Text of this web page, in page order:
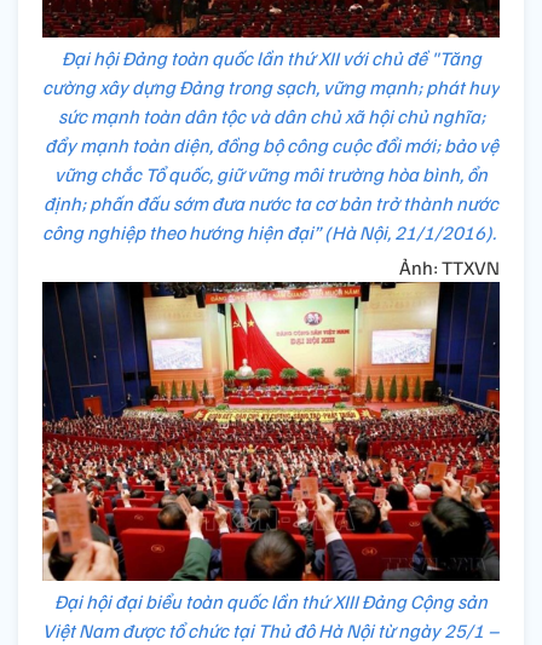
Đại hội Đảng toàn quốc lần thứ XII với chủ đề "Tăng
cường xây dựng Đảng trong sạch, vững mạnh; phát huy
sức mạnh toàn dân tộc và dân chủ xã hội chủ nghĩa;
đẩy mạnh toàn diện, đồng bộ công cuộc đổi mới; bảo vệ
vững chắc Tổ quốc, giữ vững môi trường hòa bình, ổn
định; phấn đấu sớm đưa nước ta cơ bản trở thành nước
công nghiệp theo hướng hiện đại” (Hà Nội, 21/1/2016).
Ảnh: TTXVN
Đại hội đại biểu toàn quốc lần thứ XIII Đảng Cộng sản
Việt Nam được tổ chức tại Thủ đô Hà Nội từ ngày 25/1 –